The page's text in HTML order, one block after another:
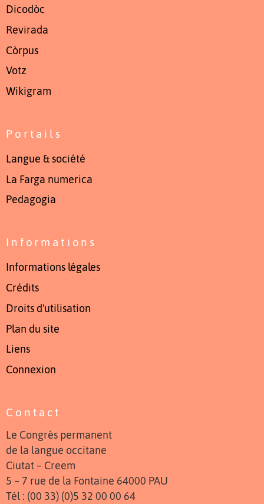
Dicodòc
Revirada
Còrpus
Votz
Wikigram
Portails
Langue & société
La Farga numerica
Pedagogia
Informations
Informations légales
Crédits
Droits d'utilisation
Plan du site
Liens
Connexion
Contact
Le Congrès permanent
de la langue occitane
Ciutat – Creem
5 – 7 rue de la Fontaine 64000 PAU
Tél : (00 33) (0)5 32 00 00 64